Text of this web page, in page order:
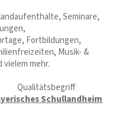
Seminare,
Fortbildungen,
Musik- &
mehr.
Qualitätsbegriff
Schullandheim